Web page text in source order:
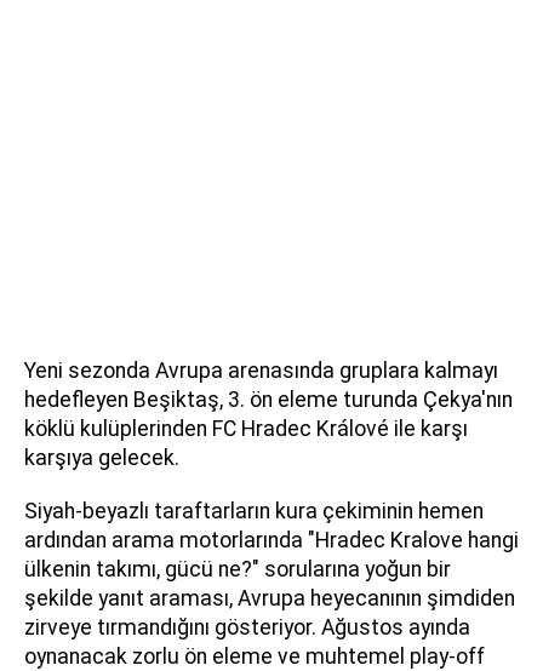
Yeni sezonda Avrupa arenasında gruplara kalmayı
hedefleyen Beşiktaş, 3. ön eleme turunda Çekya'nın
köklü kulüplerinden FC Hradec Králové ile karşı
karşıya gelecek.
Siyah-beyazlı taraftarların kura çekiminin hemen
ardından arama motorlarında "Hradec Kralove hangi
ülkenin takımı, gücü ne?" sorularına yoğun bir
şekilde yanıt araması, Avrupa heyecanının şimdiden
zirveye tırmandığını gösteriyor. Ağustos ayında
oynanacak zorlu ön eleme ve muhtemel play-off